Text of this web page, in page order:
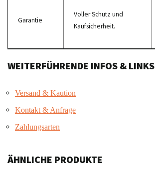
Garantie
Voller Schutz und
Kaufsicherheit.
WEITERFÜHRENDE INFOS & LINKS
Versand & Kaution
Kontakt & Anfrage
Zahlungsarten
ÄHNLICHE PRODUKTE